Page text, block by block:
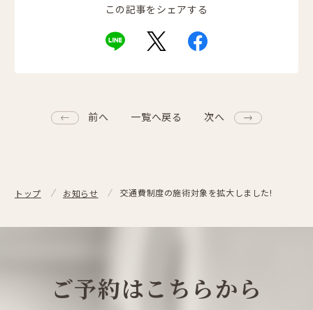
この記事をシェアする
前へ 一覧へ戻る 次へ
トップ お知らせ 交通費制度の施術対象を拡大しました!
ご予約はこちらから